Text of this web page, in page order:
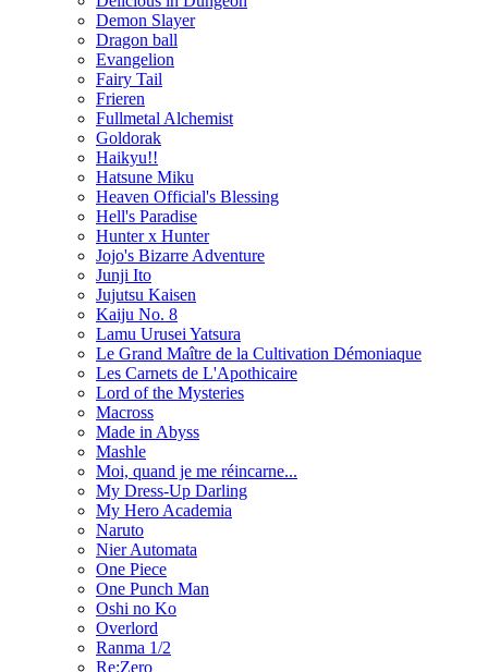
Demon Slayer
Dragon ball
Evangelion
Fairy Tail
Frieren
Fullmetal Alchemist
Goldorak
Haikyu!!
Hatsune Miku
Heaven Official's Blessing
Hell's Paradise
Hunter x Hunter
Jojo's Bizarre Adventure
Junji Ito
Jujutsu Kaisen
Kaiju No. 8
Lamu Urusei Yatsura
Le Grand Maître de la Cultivation Démoniaque
Les Carnets de L'Apothicaire
Lord of the Mysteries
Macross
Made in Abyss
Mashle
Moi, quand je me réincarne...
My Dress-Up Darling
My Hero Academia
Naruto
Nier Automata
One Piece
One Punch Man
Oshi no Ko
Overlord
Ranma 1/2
Re:Zero